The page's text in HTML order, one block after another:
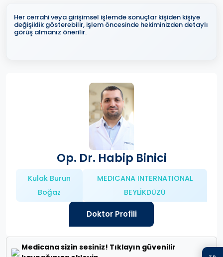
Her cerrahi veya girişimsel işlemde sonuçlar kişiden kişiye
değişiklik gösterebilir, işlem öncesinde hekiminizden detaylı
görüş almanız önerilir.
Op. Dr. Habip Binici
Kulak Burun
Boğaz
MEDICANA INTERNATIONAL
BEYLİKDÜZÜ
Doktor Profili
Medicana sizin sesiniz! Tıklayın güvenilir